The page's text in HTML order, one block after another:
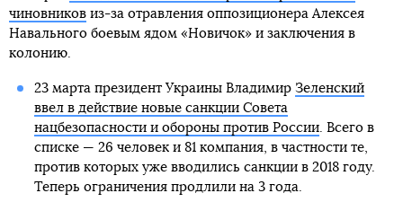
чиновников из-за отравления оппозиционера Алексея
Навального боевым ядом «Новичок» и заключения в
колонию.
23 марта президент Украины Владимир Зеленский
ввел в действие новые санкции Совета
нацбезопасности и обороны против России. Всего в
списке — 26 человек и 81 компания, в частности те,
против которых уже вводились санкции в 2018 году.
Теперь ограничения продлили на 3 года.